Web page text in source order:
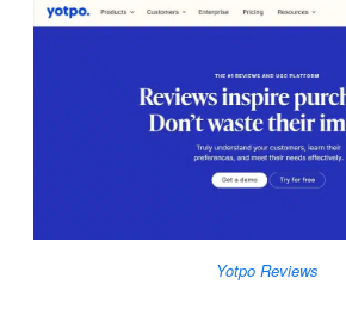
Yotpo Reviews